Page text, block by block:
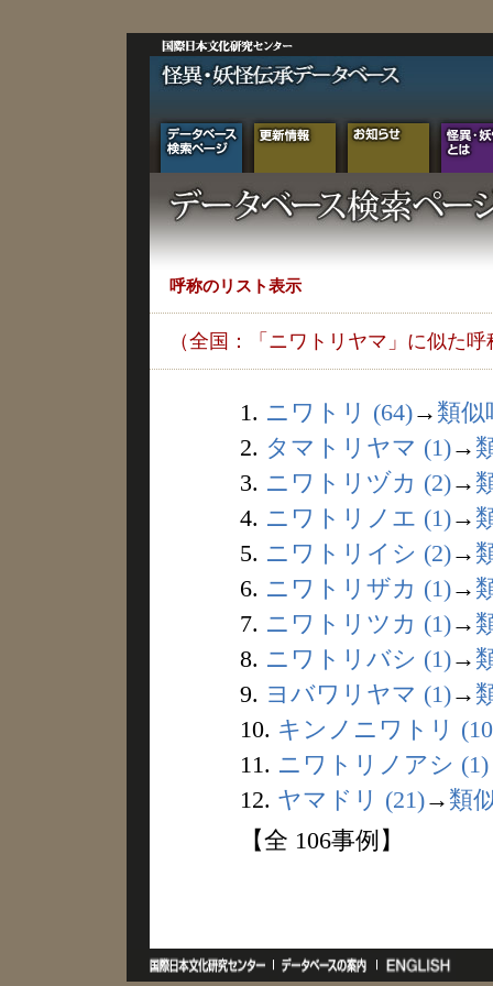
呼称のリスト表示
（全国：「ニワトリヤマ」に似た呼
1. ニワトリ (64)→ 類似
2. タマトリヤマ (1)→
3. ニワトリヅカ (2)→
4. ニワトリノエ (1)→
5. ニワトリイシ (2)→
6. ニワトリザカ (1)→
7. ニワトリツカ (1)→
8. ニワトリバシ (1)→
9. ヨバワリヤマ (1)→
10. キンノニワトリ
11. ニワトリノアシ (1)
12. ヤマドリ (21)→ 類
【全 106事例】